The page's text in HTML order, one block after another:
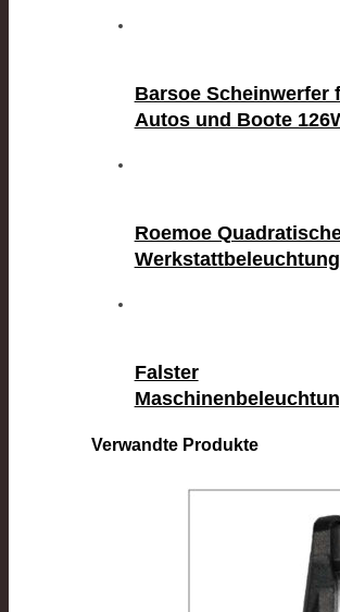
Barsoe Scheinwerfer
Autos und Boote
Roemoe
Werkstattbeleuchtung
Falster
Verwandte Produkte